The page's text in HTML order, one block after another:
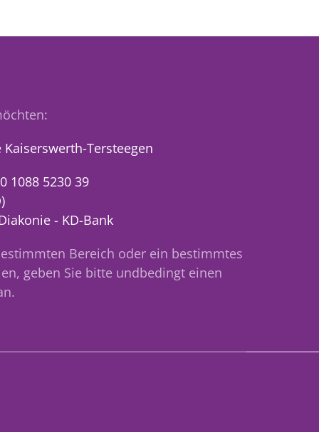
Tersteegen
1088 5230 39
- KD-Bank
Bereich oder ein bestimmtes
geben Sie bitte undbedingt einen